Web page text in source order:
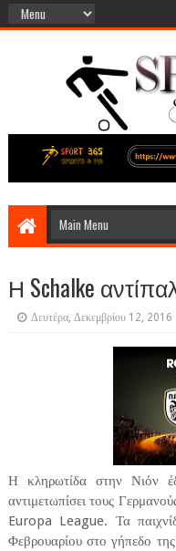
Η Schalke
Δευτέρα, Δεκεμβρίου 12, 2016
Η κληρωτίδα στην
αντιμετωπίσει τους
Europa League. Τα
Φεβρουαρίου στο γήπεδο